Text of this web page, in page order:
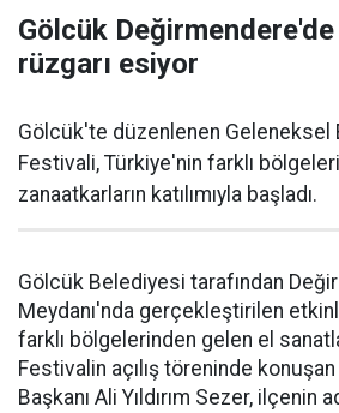
Gölcük
rüzgarı esiyor
Gölcük'te düzenlenen Geleneksel
Festivali, Türkiye'nin farklı
zanaatkarların katılımıyla başladı.
Gölcük Belediyesi tarafından
Meydanı'nda gerçekleştirilen
farklı bölgelerinden gelen el
Festivalin açılış töreninde
Başkanı Ali Yıldırım Sezer, ilçenin